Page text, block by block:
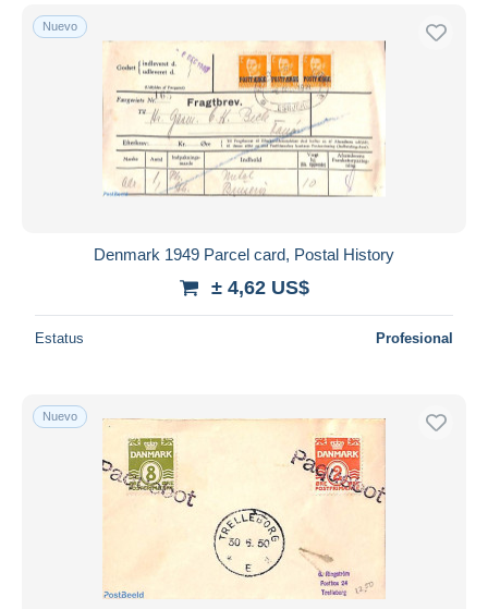
Nuevo
Denmark 1949 Parcel card, Postal History
± 4,62 US$
Estatus Profesional
Nuevo